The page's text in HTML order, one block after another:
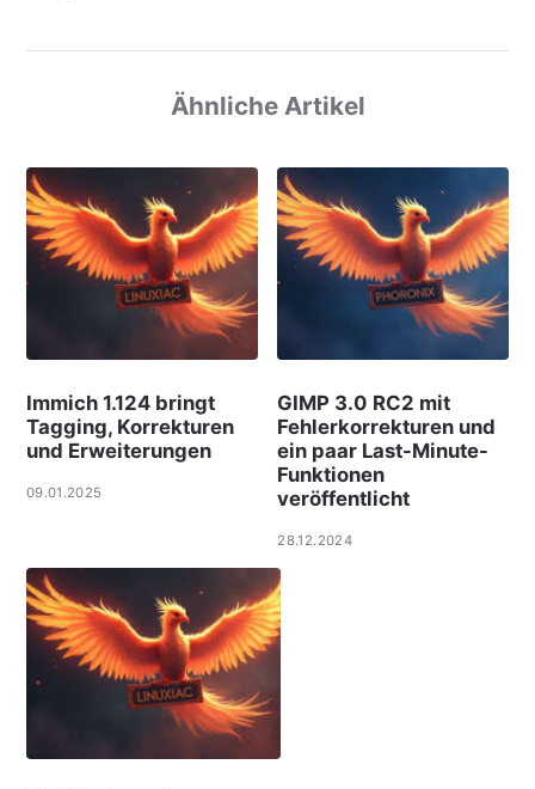
Ähnliche Artikel
Immich 1.124 bringt
Tagging, Korrekturen
und Erweiterungen
09.01.2025
GIMP 3.0 RC2 mit
Fehlerkorrekturen und
ein paar Last-Minute-
Funktionen
veröffentlicht
28.12.2024